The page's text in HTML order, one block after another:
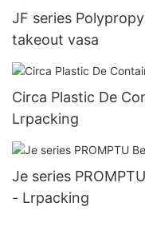
JF series
takeout vasa
Circa Plastic De
Lrpacking
Je series
- Lrpacking